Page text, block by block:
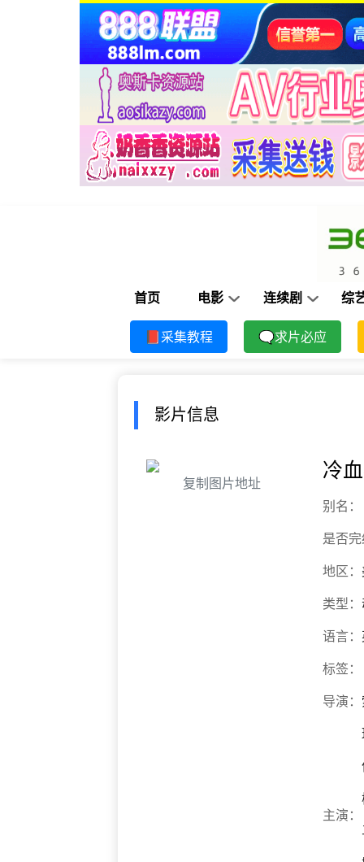
首页 电影 连续剧 综
📕采集教程 🗨求片必应
影片信息
复制图片地址
冷
别名：
是否
地区：
类型：
语言：
标签：
导演：
主演：